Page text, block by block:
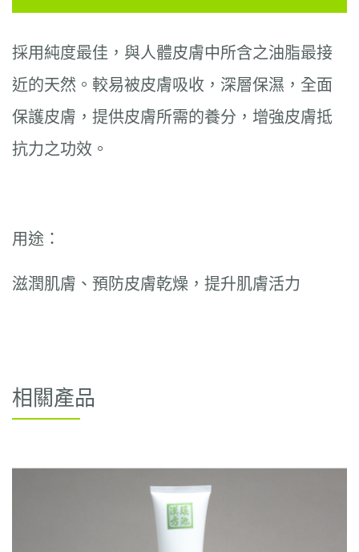
採用純度最佳 ， 與人體皮膚中所含之油脂最接
近的天然。較易被皮膚吸收，深層保濕 ， 全面
保護皮膚，提供皮膚所需的養分，增強皮膚抵
抗力之功效。
用途：
滋潤肌膚、預防皮膚乾燥，提升肌膚活力
相關產品